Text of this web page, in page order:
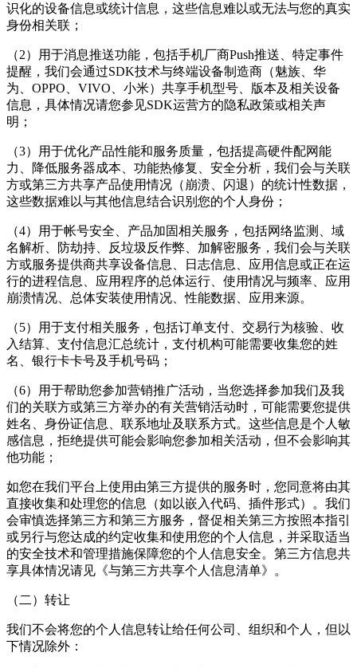
识化的设备信息或统计信息，这些信息难以或无法与您的真实
身份相关联；
（2）用于消息推送功能，包括手机厂商Push推送、特定事件
提醒，我们会通过SDK技术与终端设备制造商（魅族、华
为、OPPO、VIVO、小米）共享手机型号、版本及相关设备
信息，具体情况请您参见SDK运营方的隐私政策或相关声
明；
（3）用于优化产品性能和服务质量，包括提高硬件配网能
力、降低服务器成本、功能热修复、安全分析，我们会与关联
方或第三方共享产品使用情况（崩溃、闪退）的统计性数据，
这些数据难以与其他信息结合识别您的个人身份；
（4）用于帐号安全、产品加固相关服务，包括网络监测、域
名解析、防劫持、反垃圾反作弊、加解密服务，我们会与关联
方或服务提供商共享设备信息、日志信息、应用信息或正在运
行的进程信息、应用程序的总体运行、使用情况与频率、应用
崩溃情况、总体安装使用情况、性能数据、应用来源。
（5）用于支付相关服务，包括订单支付、交易行为核验、收
入结算、支付信息汇总统计，支付机构可能需要收集您的姓
名、银行卡卡号及手机号码；
（6）用于帮助您参加营销推广活动，当您选择参加我们及我
们的关联方或第三方举办的有关营销活动时，可能需要您提供
姓名、身份证信息、联系地址及联系方式。这些信息是个人敏
感信息，拒绝提供可能会影响您参加相关活动，但不会影响其
他功能；
如您在我们平台上使用由第三方提供的服务时，您同意将由其
直接收集和处理您的信息（如以嵌入代码、插件形式）。我们
会审慎选择第三方和第三方服务，督促相关第三方按照本指引
或另行与您达成的约定收集和使用您的个人信息，并采取适当
的安全技术和管理措施保障您的个人信息安全。第三方信息共
享具体情况请见《与第三方共享个人信息清单》。
（二）转让
我们不会将您的个人信息转让给任何公司、组织和个人，但以
下情况除外：